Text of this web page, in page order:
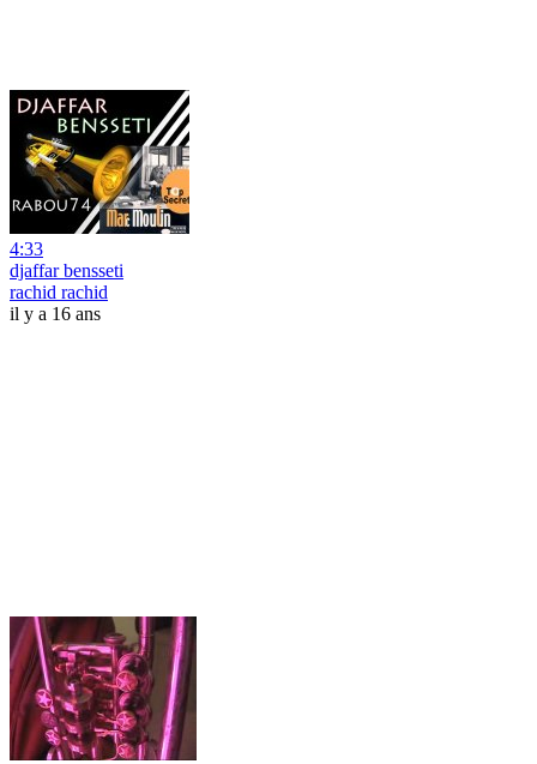
4:33
djaffar bensseti
rachid rachid
il y a 16 ans